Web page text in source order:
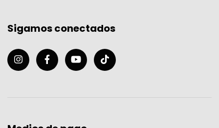
Sigamos conectados